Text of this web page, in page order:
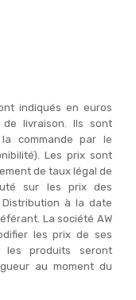
indiqués en euros
livraison. Ils sont
commande par le
Les prix sont
de taux légal de
sur les prix des
à la date
La société AW
les prix de ses
les produits seront
au moment du